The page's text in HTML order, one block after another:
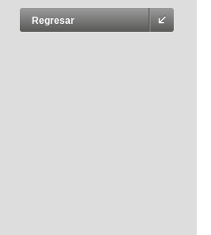
Regresar